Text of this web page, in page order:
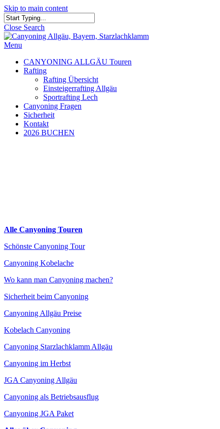
Skip to main content
Close Search
Menu
CANYONING ALLGÄU Touren
Rafting
Rafting Übersicht
Einsteigerrafting Allgäu
Sportrafting Lech
Canyoning Fragen
Sicherheit
Kontakt
2026 BUCHEN
Alle Canyoning Touren
Schönste Canyoning Tour
Canyoning Kobelache
Wo kann man Canyoning machen?
Sicherheit beim Canyoning
Canyoning Allgäu Preise
Kobelach Canyoning
Canyoning Starzlachklamm Allgäu
Canyoning im Herbst
JGA Canyoning Allgäu
Canyoning als Betriebsausflug
Canyoning JGA Paket